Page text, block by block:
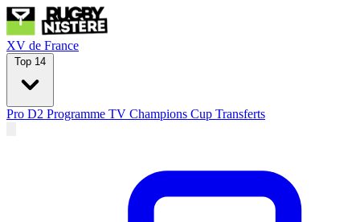
XV de France
Top 14
Pro D2 Programme TV Champions Cup Transferts